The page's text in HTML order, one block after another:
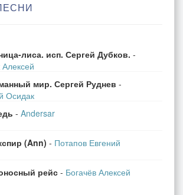
лиса. исп. Сергей Дубков. -
мир. Сергей Руднев -
Осидак
- Andersar
(Ann) - Потапов Евгений
рейс- Богачёв Алексей